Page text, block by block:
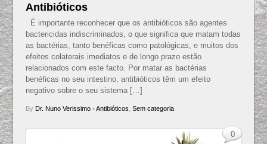
Antibióticos
É importante reconhecer que os antibióticos são agentes
bactericidas indiscriminados, o que significa que matam todas
as bactérias, tanto benéficas como patológicas, e muitos dos
efeitos colaterais imediatos e de longo prazo estão
relacionados com este facto. Por matar as bactérias
benéficas no seu intestino, antibióticos têm um efeito
negativo sobre o seu sistema […]
By Dr. Nuno Verissimo• Antibióticos Sem categoria
0